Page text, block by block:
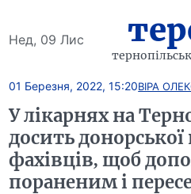
Нед, 09 Лис
01 Березня, 2022, 15:20ВІРА
У лікарнях на
досить донорської
фахівців, щоб
пораненим і